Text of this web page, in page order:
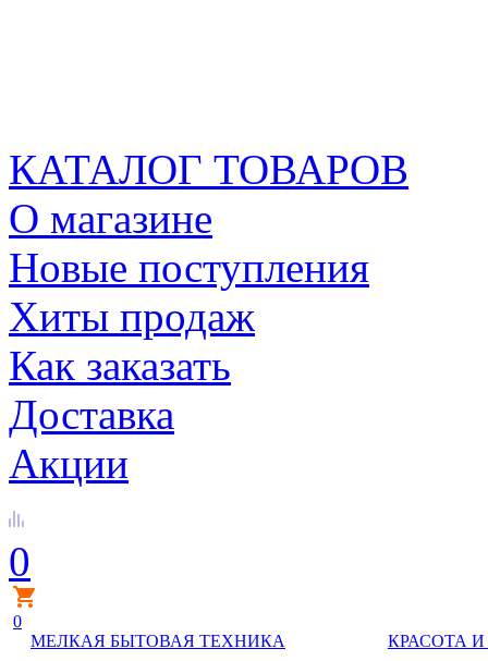
КАТАЛОГ ТОВАРОВ
О магазине
Новые поступления
Хиты продаж
Как заказать
Доставка
Акции
0
0
МЕЛКАЯ БЫТОВАЯ ТЕХНИКА
КРАСОТА И